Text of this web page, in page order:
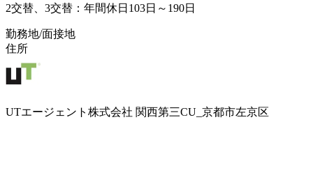
2交替、3交替：年間休日103日～190日
勤務地/面接地
住所
UTエージェント株式会社 関西第三CU_京都市左京区